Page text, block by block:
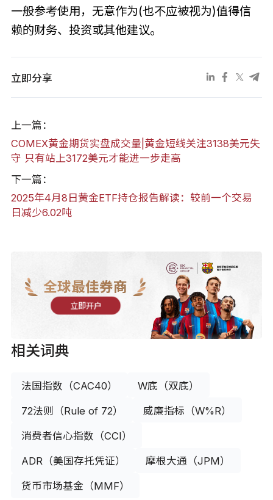
一般参考使用，无意作为(也不应被视为)值得信
赖的财务、投资或其他建议。
立即分享
上一篇：
COMEX黄金期货实盘成交量|黄金短线关注3138美元失
守 只有站上3172美元才能进一步走高
下一篇：
2025年4月8日黄金ETF持仓报告解读：较前一个交易
日减少6.02吨
全球最佳券商
立即开户
相关词典
法国指数（CAC40） W底（双底）
72法则（Rule of 72） 威廉指标（W%R）
消费者信心指数（CCI）
ADR（美国存托凭证） 摩根大通（JPM）
货币市场基金（MMF）